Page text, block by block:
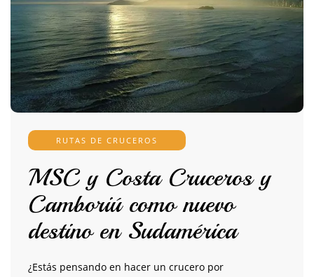
RUTAS DE CRUCEROS
MSC y Costa Cruceros y
Camboriú como nuevo
destino en Sudamérica
¿Estás pensando en hacer un crucero por